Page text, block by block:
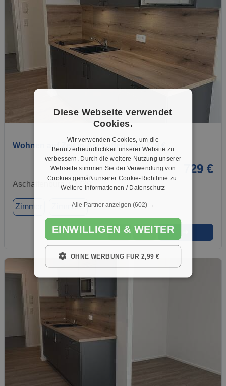
1 / 1
Wohnen auf Zeit in Aschaffenburg 729 €
729 €
Aschaffenburg, 63739
Zimmer Zimmer 1
★ ➦
Diese Webseite verwendet
Cookies.
Wir verwenden Cookies, um die
Benutzerfreundlichkeit unserer Website zu
verbessern. Durch die weitere Nutzung unserer
Webseite stimmen Sie der Verwendung von
Cookies gemäß unserer Cookie-Richtlinie zu.
Weitere Informationen / Datenschutz
Alle Partner anzeigen (602) →
EINWILLIGEN & WEITER
OHNE WERBUNG FÜR 2,99 €